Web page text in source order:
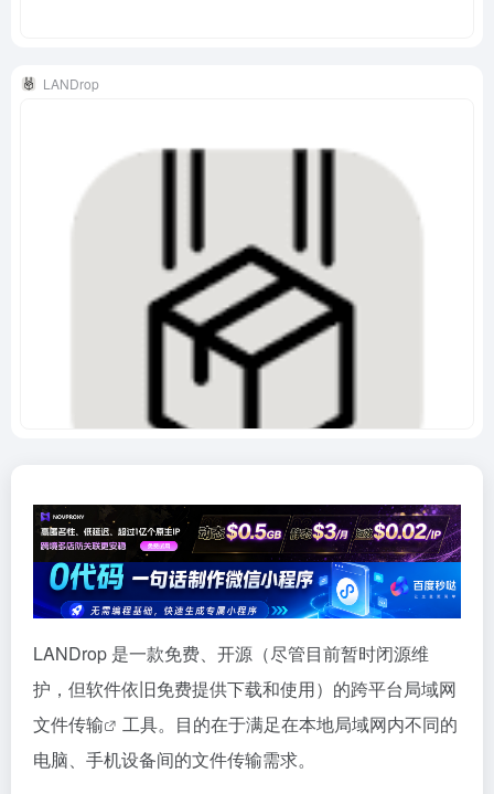
LANDrop
LANDrop 是一款免费、开源（尽管目前暂时闭源维
护，但软件依旧免费提供下载和使用）的跨平台局域网
文件传输
工具。目的在于满足在本地局域网内不同的
电脑、手机设备间的文件传输需求。